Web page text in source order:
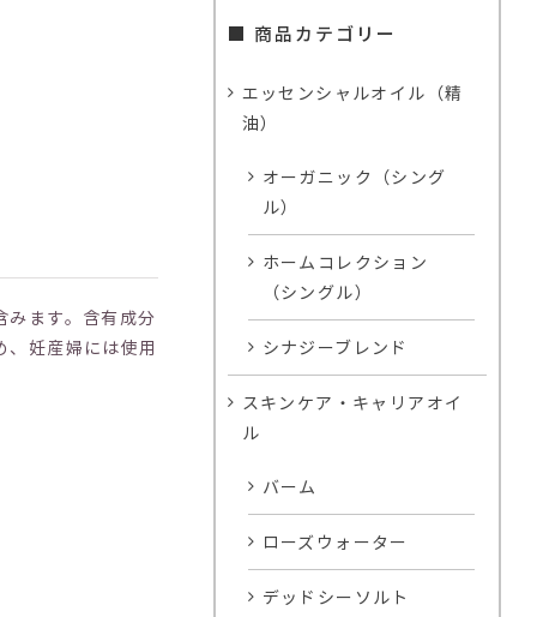
みます。含有成分
妊産婦には使用
■ 商品カテゴリー
エッセンシャルオイル（精
油）
オーガニック（シング
ル）
ホームコレクション
（シングル）
シナジーブレンド
スキンケア・キャリアオイ
ル
バーム
ローズウォーター
デッドシーソルト